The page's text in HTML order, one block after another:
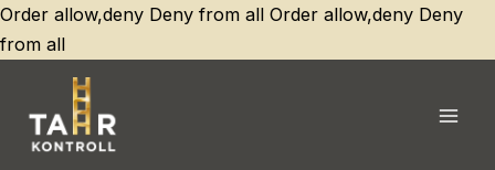
Order allow,deny Deny from all Order allow,deny Deny
from allHoppa
till
innehåll